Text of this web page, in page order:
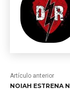
Artículo anterior
NOIAH ESTRENA